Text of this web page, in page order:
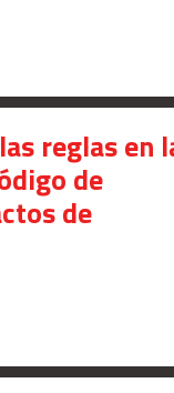
reglas en
de
de